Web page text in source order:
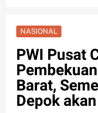
NASIONAL
PWI Pusat
Barat,
Depok